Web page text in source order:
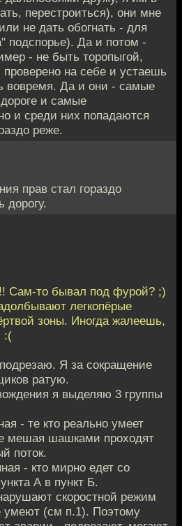
перестроиться), они мне
не дать обогнать - для
подспорье). Да и потом -
- не быть торопыгой,
на себе и устаешь
вовремя. Да и они - самые
и самые
и среди них попадаются
реже.
прав стал гораздо
дорогу.
Сам-то бывал под фурой? ;)
легкопёрые
зоны. Иногда жалеешь,
:(
Я за сокращение
ратую.
я выделяю 3 группы
- те кто реально умеет
мешая шашками проходят
поток.
- кто мирно едет со
А в пункт Б.
скоростной режим
умеют (см п.1). Поэтому